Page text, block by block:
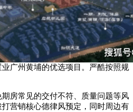
广州黄埔的优选项目。严酷按照规
常见的交付不符、质量问题等风
营销核心德律风预定，同时周边有